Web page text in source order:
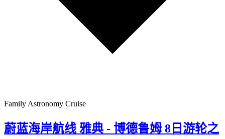
Family Astronomy Cruise
蔚蓝海岸航线 雅典 - 博德鲁姆 8日游轮之